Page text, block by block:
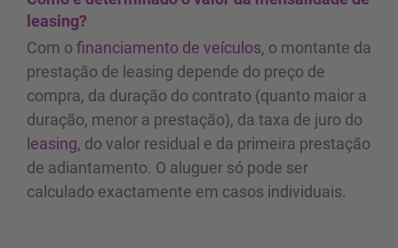
leasing?
Com o financiamento de veículos, o montante da
prestação de leasing depende do preço de
compra, da duração do contrato (quanto maior a
duração, menor a prestação), da taxa de juro do
leasing, do valor residual e da primeira prestação
de adiantamento. O aluguer só pode ser
calculado exactamente em casos individuais.